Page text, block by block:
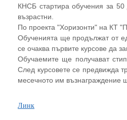
КНСБ стартира обучения за
възрастни.
По проекта "Хоризонти" на КТ
Обученията ще продължат от
се очаква първите курсове да
Обучаемите ще получават
След курсовете се предвижда
месечното им възнаграждение
Линк